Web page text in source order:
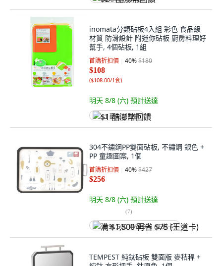
inomata分類砧板4入組 彩色 食品級
材質 防滑設計 附迷你砧板 廚房料理好
幫手, 4個砧板, 1組
首購折扣價 40%$180
$108
($108.00/1套)
明天 8/8 (六) 預計送達
$1 酷澎幣回饋
304不鏽鋼PP雙面砧板, 不鏽鋼 銀色 +
PP 童趣圖案, 1個
首購折扣價 40%$427
$256
明天 8/8 (六) 預計送達
(7)
满 $1,500 再省 $75 (王道卡)
TEMPEST 純鈦砧板 雙面版 麥秸稈 +